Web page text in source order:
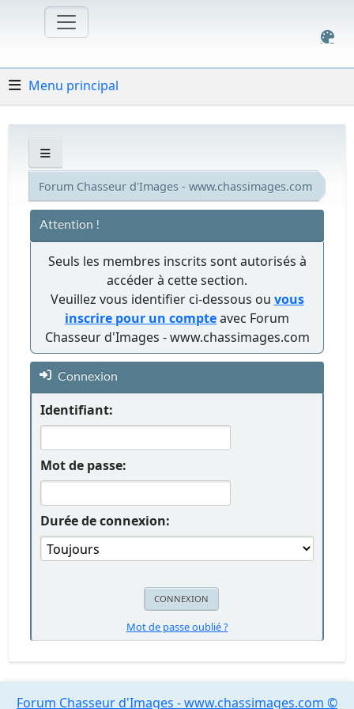
Menu principal
Forum Chasseur d'Images - www.chassimages.com
Attention !
Seuls les membres inscrits sont autorisés à
accéder à cette section.
Veuillez vous identifier ci-dessous ou vous
inscrire pour un compteavec Forum
Chasseur d'Images - www.chassimages.com
Connexion
Identifiant:
Mot de passe:
Durée de connexion:
Mot de passe oublié ?
Forum Chasseur d'Images - www.chassimages.com ©